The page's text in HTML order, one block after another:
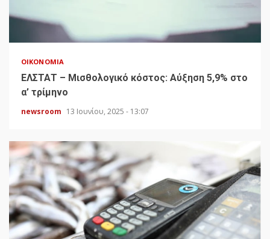
ΟΙΚΟΝΟΜΊΑ
ΕΛΣΤΑΤ – Μισθολογικό κόστος: Αύξηση 5,9% στο
α’ τρίμηνο
newsroom 13 Ιουνίου, 2025 - 13:07